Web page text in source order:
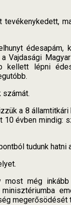
Vajdasági
kellett lépni
számát.
a 8
évben mindig:
tudunk
most még